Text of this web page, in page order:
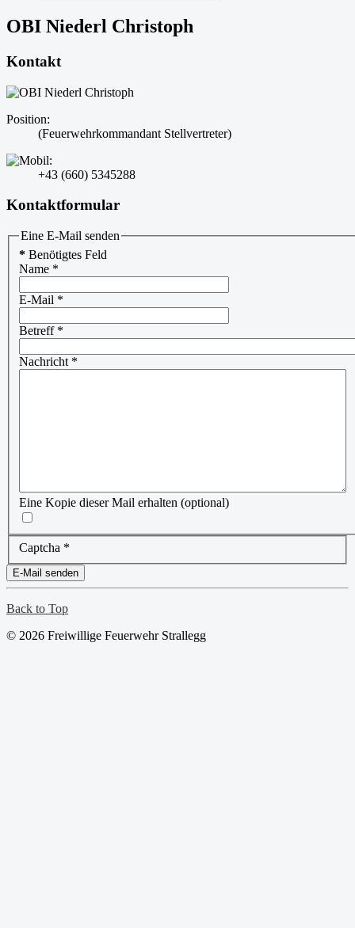
OBI Niederl Christoph
Kontakt
Position:
(Feuerwehrkommandant Stellvertreter)
+43 (660) 5345288
Kontaktformular
Eine E-Mail senden
* Benötigtes Feld
Name *
E-Mail *
Betreff*
Nachricht *
Eine Kopie dieser Mail erhalten (optional)
Captcha *
E-Mail senden
Back to Top
© 2026 Freiwillige Feuerwehr Strallegg